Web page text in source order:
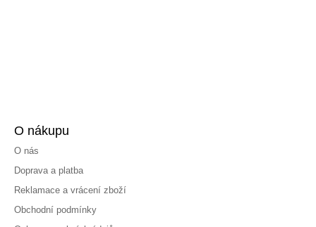
O nákupu
O nás
Doprava a platba
Reklamace a vrácení zboží
Obchodní podmínky